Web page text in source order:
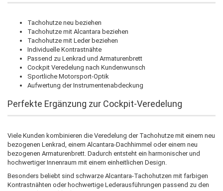
Tachohutze neu beziehen
Tachohutze mit Alcantara beziehen
Tachohutze mit Leder beziehen
Individuelle Kontrastnähte
Passend zu Lenkrad und Armaturenbrett
Cockpit Veredelung nach Kundenwunsch
Sportliche Motorsport-Optik
Aufwertung der Instrumentenabdeckung
Perfekte Ergänzung zur Cockpit-Veredelung
Viele Kunden kombinieren die Veredelung der Tachohutze mit einem neu
bezogenen Lenkrad, einem Alcantara-Dachhimmel oder einem neu
bezogenen Armaturenbrett. Dadurch entsteht ein harmonischer und
hochwertiger Innenraum mit einem einheitlichen Design.
Besonders beliebt sind schwarze Alcantara-Tachohutzen mit farbigen
Kontrastnähten oder hochwertige Lederausführungen passend zu den